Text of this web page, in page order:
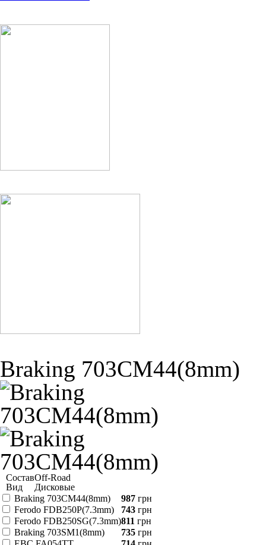
Braking 703CM44(8mm)
СоставOff-Road
Вид
Дисковые
Braking 703CM44(8mm)
987 грн
Ferodo FDB250P(7.3mm)
743 грн
Ferodo FDB250SG(7.3mm)811 грн
Braking 703SM1(8mm)
735 грн